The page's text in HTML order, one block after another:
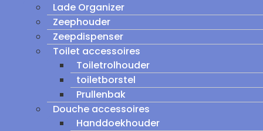
Lade Organizer
Zeephouder
Zeepdispenser
Toilet accessoires
Toiletrolhouder
toiletborstel
Prullenbak
Douche accessoires
Handdoekhouder